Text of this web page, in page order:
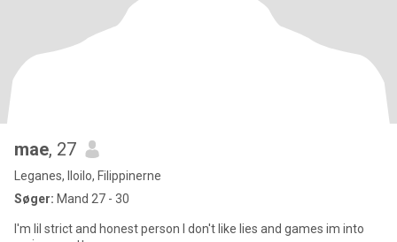
mae, 27
Leganes, Iloilo, Filippinerne
Søger: Mand 27 - 30
I'm lil strict and honest person I don't like lies and games im into